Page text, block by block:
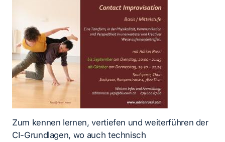
Zum kennen lernen, vertiefen und weiterführen der
CI-Grundlagen, wo auch technisch